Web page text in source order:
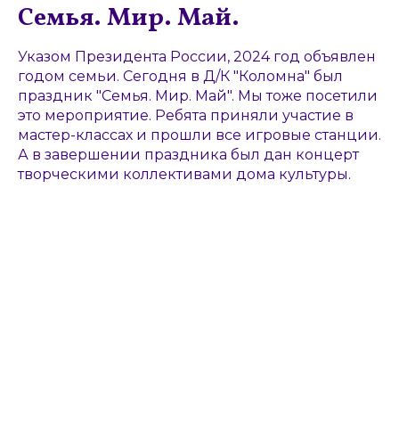
Семья. Мир. Май.
Указом Президента России, 2024 год объявлен
годом семьи. Сегодня в Д/К "Коломна" был
праздник "Семья. Мир. Май". Мы тоже посетили
это мероприятие. Ребята приняли участие в
мастер-классах и прошли все игровые станции.
А в завершении праздника был дан концерт
творческими коллективами дома культуры.